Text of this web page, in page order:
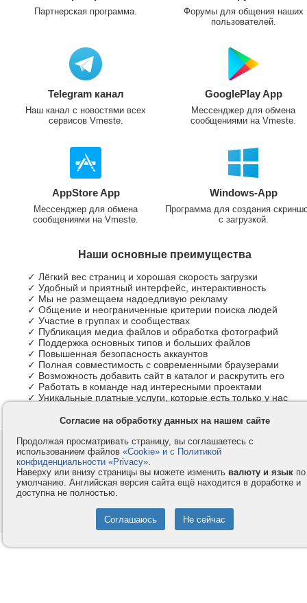
Партнерская программа.
Форумы для общения наших
пользователей.
Telegram канал
Наш канал с новостями всех
сервисов Vmeste.
GooglePlay App
Мессенджер для обмена
сообщениями на Vmeste.
AppStore App
Мессенджер для обмена
сообщениями на Vmeste.
Windows-App
Программа для создания
с загрузкой.
Наши основные преимущества
✓ Лёгкий вес страниц и хорошая скорость загрузки
✓ Удобный и приятный интерфейс, интерактивность
✓ Мы не размещаем надоедливую рекламу
✓ Общение и неограниченные критерии поиска людей
✓ Участие в группах и сообществах
✓ Публикация медиа файлов и обработка фотографий
✓ Поддержка основных типов и больших файлов
✓ Повышенная безопасность аккаунтов
✓ Полная совместимость с современными браузерами
✓ Возможность добавить сайт в каталог и раскрутить его
✓ Работать в команде над интересными проектами
✓ Уникальные платные услуги, которые есть только у нас
Контакты
Компания
Privacy и Cookie
Услуги
Как оплатить
Помощь
© 2008-2026
- Все права защищены.
Согласие на обработку данных на нашем сайте
Продолжая просматривать страницу, вы соглашаетесь с
использованием файлов «Cookie» и с Политикой
конфиденциальности «Privacy».
Наверху или внизу страницы вы можете изменить валюту и язык по
умолчанию. Английская версия сайта ещё находится в доработке и
доступна не полностью.